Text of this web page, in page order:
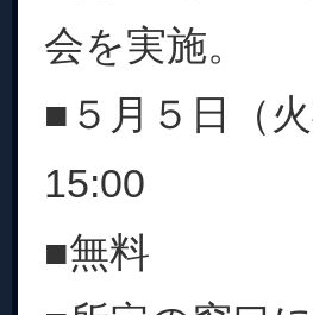
会を実施。
■５月５日（
15:00
■無料